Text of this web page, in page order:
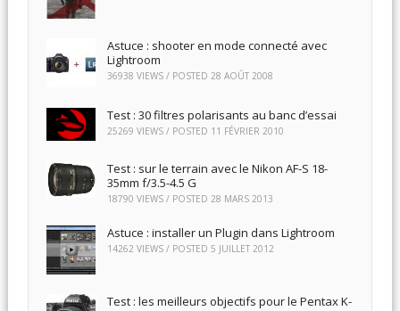
Astuce : shooter en mode connecté avec
Lightroom
36938 VIEWS / POSTED 28 AOÛT 2008
Test : 30 filtres polarisants au banc d’essai
25269 VIEWS / POSTED 11 FÉVRIER 2010
Test : sur le terrain avec le Nikon AF-S 18-
35mm f/3.5-4.5 G
18790 VIEWS / POSTED 28 MARS 2013
Astuce : installer un Plugin dans Lightroom
14262 VIEWS / POSTED 5 JUILLET 2012
Test : les meilleurs objectifs pour le Pentax K-